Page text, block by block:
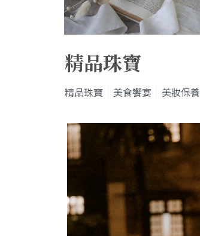
精品珠寶
精品珠寶 美食饗宴 美妝保養